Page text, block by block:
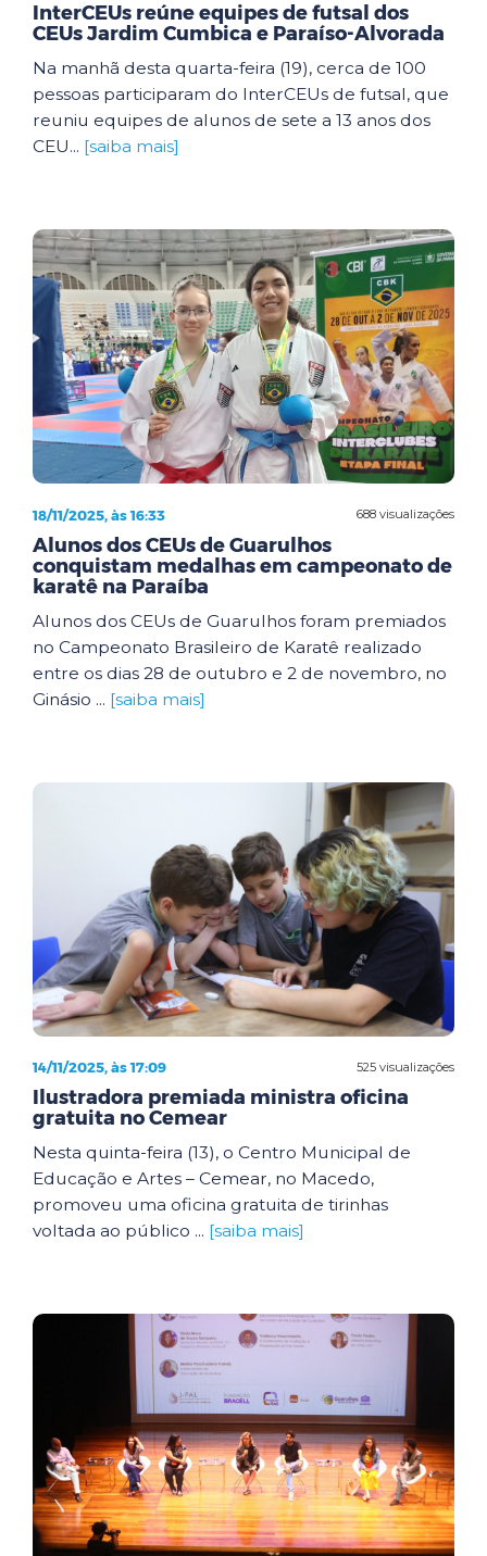
InterCEUs reúne equipes de futsal dos
CEUs Jardim Cumbica e Paraíso-Alvorada
Na manhã desta quarta-feira (19), cerca de 100
pessoas participaram do InterCEUs de futsal, que
reuniu equipes de alunos de sete a 13 anos dos
CEU... [saiba mais]
688 visualizações
18/11/2025, às 16:33
Alunos dos CEUs de Guarulhos
conquistam medalhas em campeonato de
karatê na Paraíba
Alunos dos CEUs de Guarulhos foram premiados
no Campeonato Brasileiro de Karatê realizado
entre os dias 28 de outubro e 2 de novembro, no
Ginásio ... [saiba mais]
525 visualizações
14/11/2025, às 17:09
Ilustradora premiada ministra oficina
gratuita no Cemear
Nesta quinta-feira (13), o Centro Municipal de
Educação e Artes – Cemear, no Macedo,
promoveu uma oficina gratuita de tirinhas
voltada ao público ... [saiba mais]